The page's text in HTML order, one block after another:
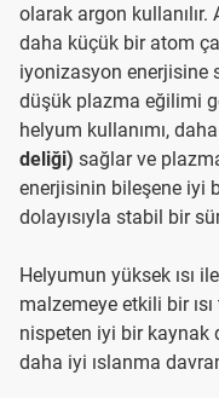
olarak argon kullanılır.
daha küçük bir atom
iyonizasyon enerjisine
düşük plazma eğilimi
helyum kullanımı,
deliği) sağlar ve
enerjisinin bileşene iyi
dolayısıyla stabil bir
Helyumun yüksek ısı
malzemeye etkili bir
nispeten iyi bir kaynak
daha iyi ıslanma